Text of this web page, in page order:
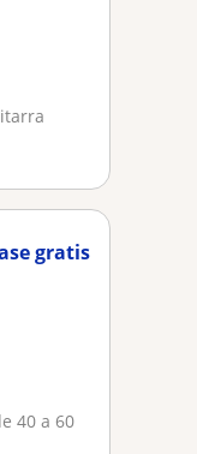
gratis
40 a 60